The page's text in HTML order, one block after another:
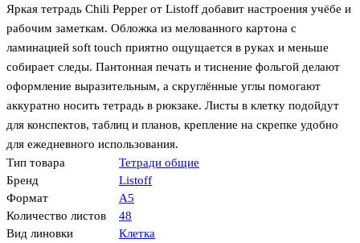
Яркая тетрадь Chili Pepper от Listoff добавит настроения учёбе и
рабочим заметкам. Обложка из мелованного картона с
ламинацией soft touch приятно ощущается в руках и меньше
собирает следы. Пантонная печать и тиснение фольгой делают
оформление выразительным, а скруглённые углы помогают
аккуратно носить тетрадь в рюкзаке. Листы в клетку подойдут
для конспектов, таблиц и планов, крепление на скрепке удобно
для ежедневного использования.
Тип товара
Тетради общие
Бренд
Listoff
Формат
А5
Количество листов
48
Вид линовки
Клетка